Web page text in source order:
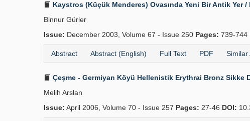
Kaystros (Küçük Menderes) Ovasında Yeni Bir Antik Yer
Binnur Gürler
Issue: December 2003, Volume 67 - Issue 250 Pages: 739-744
Abstract Abstract (English) Full Text PDF Similar
Çeşme - Germiyan Köyü Hellenistik Erythrai Bronz Sikke
Melih Arslan
Issue: April 2006, Volume 70 - Issue 257 Pages: 27-46 DOI: